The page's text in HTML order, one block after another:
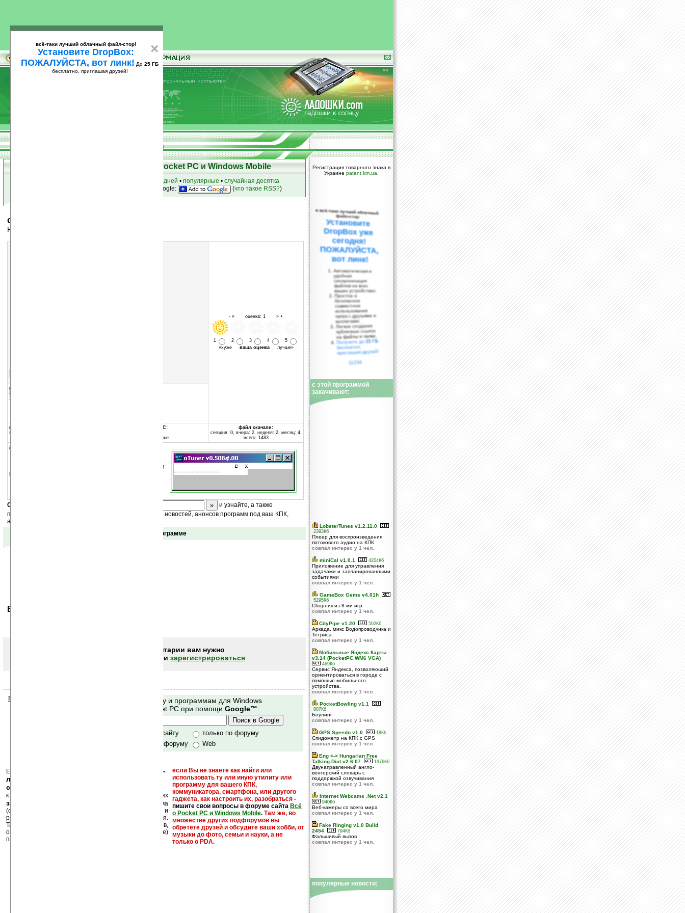
25
Скачать программы для КПК Pocket PC и Windows Mobile
за 7 дней • популярные • случайная десятка
на Google: (что такое RSS?)
oTuner v0.60b.00
Настройка музыкальных инструментов
- « оценка: 1 » +
1 2 3 4
5
«хуже ваша оценкалучше»
группы программы:
Быт, семья, спорт
Звук, музыка, медиа
codebiscuit.users.source...
программа:
бесплатная
совместима с Pocket PC:
Windows Mobile 5.0 и выше
файл скачали:
сегодня: 0, вчера: 2, неделя: 2, месяц: 4,
всего: 1483
описание:
Open source программа для настройки
музыкальных инструментов.
Скоро
и узнайте, а также
получайте ежедневный или еженедельный дайджест новостей, анонсов программ под ваш КПК,
акций сайта на ваш почтовый ящик.
Отзывы о программе
Ваше мнение будет первым.
Чтобы писать комментарии вам нужно
или зарегистрироваться
Помогите Ладошкам стать лучше
Поиск по сайту и программам для Windows
Mobile и Pocket PC при помощи Google™:
только по сайту
только по форуму
по сайту и форуму
Web
Еще раз обращаем внимание, что
кейгены, кряки -
лекарства, серийные номера, ключи и
ссылки на варезные сайты
если Вы не знаете как найти или
использовать ту или иную утилиту или
программу для вашего КПК,
коммуникатора, смартфона, или другого
гаджета, как настроить их, разобраться -
пишите свои вопросы в форуме сайта Всё
о Pocket PC и Windows Mobile. Там же, во
множестве других подфорумов вы
обретёте друзей и обсудите ваши хобби, от
музыки до фото, семьи и науки, а не
только о PDA.
к публикации на нашем сайте в комментариях
запрещены
, как и несанкционированная реклама
(спам). Мы поддерживаем авторов программ и
развитие легального программного обеспечения.
Также мы призываем Вас поддерживать авторов,
особенно создающих бесплатные (freeware)
программы.
Регистрация товарного знака в
Украине patent.km.ua
×
всё-таки лучший облачный файл-стор!
Установите DropBox:
ПОЖАЛУЙСТА, вот линк! До 25 ГБ
бесплатно, приглашая друзей!
и всё-таки лучший облачный
файл-стор:
Установите
DropBox уже
сегодня!
ПОЖАЛУЙСТА,
вот линк!
Автоматическая и
удобная
синхронизация
файлов на всех
ваших устройствах;
Простое и
безопасное
совместное
использование
папок с друзьями и
коллегами;
Легкое создание
публичных ссылок
на файлы и папки;
Получите до25 ГБ
бесплатно,
приглашая друзей!
11234
с этой программой
закачивают:
LobsterTunes v1.2.11.0
2393Кб
Плеер для воспроизведения
потокового аудио на КПК
совпал интерес у 1 чел.
miniCal v1.0.1 4204Кб
Приложение для управления
задачами и запланированными
событиями
совпал интерес у 1 чел.
GameBox Gems v4.01h
5295Кб
Сборник из 8-ми игр
совпал интерес у 1 чел.
CityPipe v1.20 502Кб
Аркада, микс Водопроводчика и
Тетриса
совпал интерес у 1 чел.
Мобильные Яндекс Карты
v3.14 (PocketPC WM6 VGA)
469Кб
Сервис Яндекса, позволяющий
ориентироваться в городе с
помощью мобильного
устройства.
совпал интерес у 1 чел.
PocketBowling v1.1
807Кб
Боулинг
совпал интерес у 1 чел.
GPS Speedo v1.0 18Кб
Спидометр на КПК с GPS
совпал интерес у 1 чел.
Eng <-> Hungarian Free
Talking Dict v2.6.07
1976Кб
Двунаправленный англо-
венгерский словарь с
поддержкой озвучивания
совпал интерес у 1 чел.
Internet Webcams .Net v2.1
940Кб
Веб-камеры со всего мира
совпал интерес у 1 чел.
Fake Ringing v1.0 Build
2454
794Кб
Фальшивый вызов
совпал интерес у 1 чел.
популярные новости: